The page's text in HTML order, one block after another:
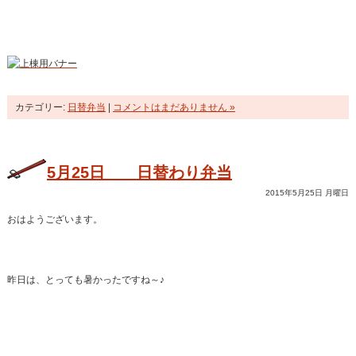
カテゴリー: 日替弁当 コメントはまだありません »
5月25日 日替わり弁当
2015年5月25日 月曜日
おはようございます。
昨日は、とっても暑かったですね～♪